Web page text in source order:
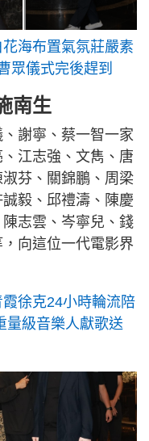
海布置氣氛莊嚴素
眾儀式完後趕到
南生
謝寧、蔡一智一家
江志強、文雋、唐
芬、關錦鵬、周梁
毅、邱禮濤、陳慶
志雲、岑寧兒、錢
向這位一代電影界
徐克24小時輪流陪
量級音樂人獻歌送